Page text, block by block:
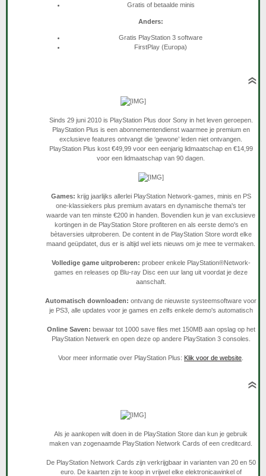
Gratis of betaalde minis
Anders:
Gratis PlayStation 3 software
FirstPlay (Europa)
Sinds 29 juni 2010 is PlayStation Plus door Sony in het leven geroepen.
PlayStation Plus is een abonnementendienst waarmee je premium en
exclusieve features ontvangt die ‘gewone’ leden niet ontvangen.
PlayStation Plus kost €49,99 voor een eenjarig lidmaatschap en €14,99
voor een lidmaatschap van 90 dagen.
Games: krijg jaarlijks allerlei PlayStation Network-games, minis en PS
one-klassiekers plus premium avatars en dynamische thema's ter
waarde van ten minste €200 in handen. Bovendien kun je van exclusieve
kortingen in de PlayStation Store profiteren en als eerste demo's en
bètaversies uitproberen. De content in de PlayStation Store wordt elke
maand geüpdatet, dus er is altijd wel iets nieuws om je mee te vermaken.
Volledige game uitproberen: probeer enkele PlayStation®Network-
games en releases op Blu-ray Disc een uur lang uit voordat je deze
aanschaft.
Automatisch downloaden: ontvang de nieuwste systeemsoftware voor
je PS3, alle updates voor je games en zelfs enkele demo's automatisch
Online Saven: bewaar tot 1000 save files met 150MB aan opslag op het
PlayStation Netwerk en open deze op andere PlayStation 3 consoles.
Voor meer informatie over PlayStation Plus: Klik voor de website
Als je aankopen wilt doen in de PlayStation Store dan kun je gebruik
maken van zogenaamde PlayStation Network Cards of een creditcard.
De PlayStation Network Cards zijn verkrijgbaar in varianten van 20 en 50
euro. De kaarten zijn te koop in vrijwel elke elektronicawinkel of